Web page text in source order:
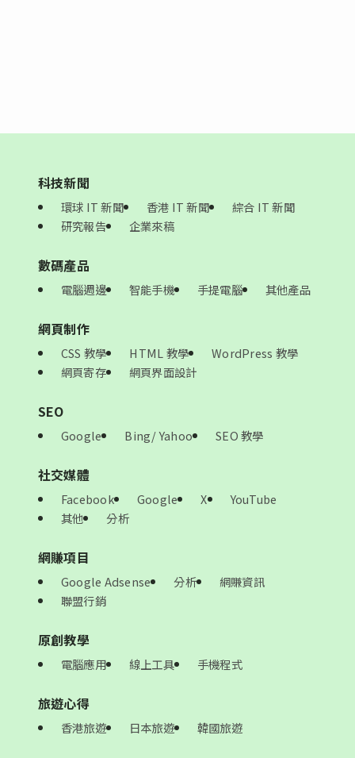
科技新聞
環球 IT 新聞 香港 IT 新聞
綜合 IT 新聞
研究報告
企業來稿
數碼產品
電腦週邊 智能手機 手提電腦 其他產品
網頁制作
CSS 教學 HTML 教學
WordPress 教學
網頁寄存
網頁界面設計
SEO
Google Bing/ Yahoo SEO 教學
社交媒體
Facebook Google X
YouTube
其他
分析
網賺項目
Google Adsense 分析
網賺資訊
聯盟行銷
原創教學
電腦應用 線上工具 手機程式
旅遊心得
香港旅遊 日本旅遊 韓國旅遊